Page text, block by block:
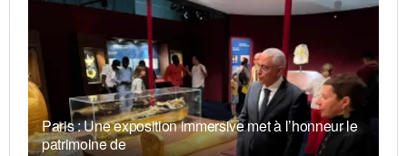
Paris : Une exposition immersive met à l’honneur le
patrimoine de